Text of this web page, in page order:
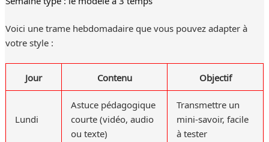
Voici une trame hebdomadaire que vous pouvez adapter à
votre style :
Jour Contenu Objectif
Lundi
Astuce pédagogique
courte (vidéo, audio
ou texte)
Transmettre un
mini-savoir, facile
à tester